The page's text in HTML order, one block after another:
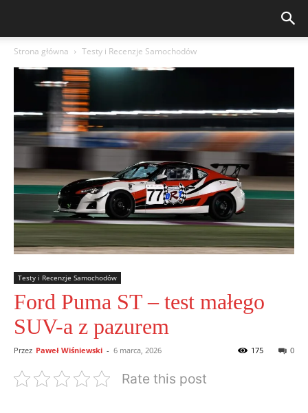
Strona główna Testy i Recenzje Samochodów
Testy i Recenzje Samochodów
Ford Puma ST – test małego
SUV-a z pazurem
Przez Paweł Wiśniewski - 6 marca, 2026 0
175
Rate this post